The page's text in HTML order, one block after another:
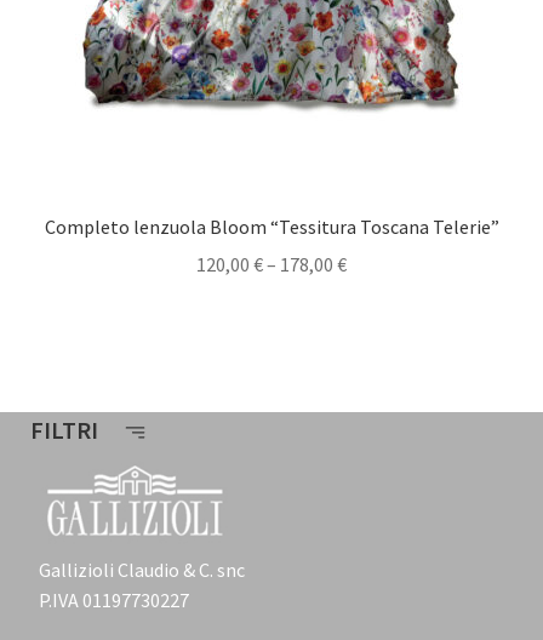
Completo lenzuola Bloom “Tessitura Toscana Telerie”
120,00 €– 178,00 €
FILTRI
Gallizioli Claudio & C. snc
P.IVA 01197730227